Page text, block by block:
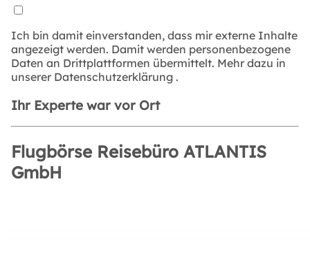
Ich bin damit einverstanden, dass mir externe Inhalte
angezeigt werden. Damit werden personenbezogene
Daten an Drittplattformen übermittelt. Mehr dazu in
unserer Datenschutzerklärung .
Ihr Experte war vor Ort
Flugbörse Reisebüro ATLANTIS
GmbH